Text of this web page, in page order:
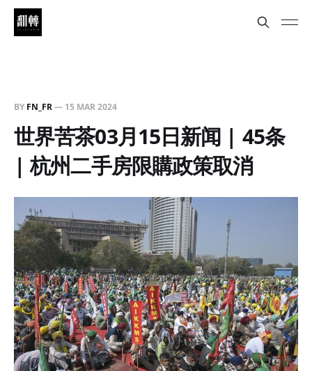
BY FN_FR— 15 MAR 2024
世界苦茶03月15日新闻 | 45条
| 杭州二手房限購政策取消